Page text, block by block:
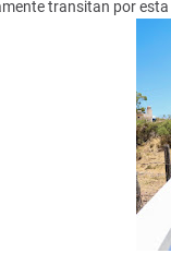
transitan por esta